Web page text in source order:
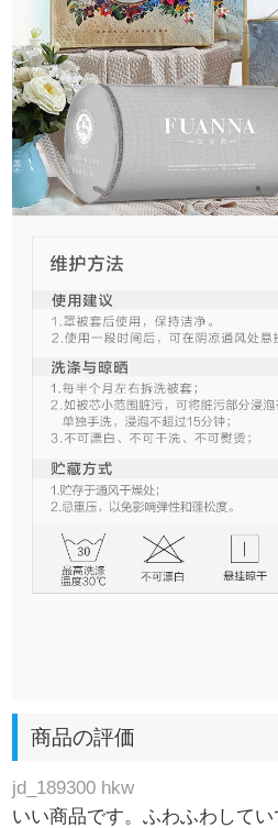
商品の評価
jd_189300 hkw
いい商品です。ふわふわしてい